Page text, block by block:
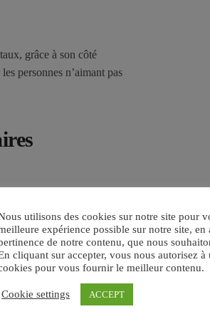
grâce à son côté
personnes n’aimant pas
Nous vous
cm) pour éviter les
Un sur-tapis sera
souhaitez augmenter
utilisons des cookies sur notre site pour
expérience possible sur notre site, en
de notre contenu, que nous
cliquant sur accepter, vous nous autorisez à
pour vous fournir le meilleur contenu.
Cookie settings ACCEPT